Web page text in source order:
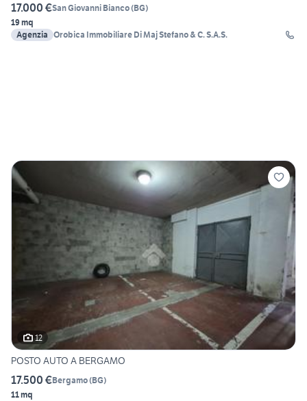
17.000 €San Giovanni Bianco(BG)
19 mq
Agenzia Orobica Immobiliare Di Maj Stefano & C. S.A.S.
12
POSTO AUTO A BERGAMO
17.500 €Bergamo(BG)
11 mq